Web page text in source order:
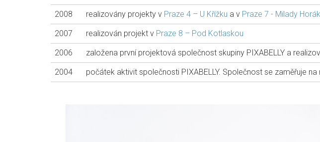
2008 realizovány projekty v Praze 4 – U Křížku a v Praze 7 - Milady
2007 realizován projekt v Praze 8 – Pod Kotlaskou
2006 založena první projektová společnost skupiny PIXABELLY a
2004 počátek aktivit společnosti PIXABELLY. Společnost se zaměřuje